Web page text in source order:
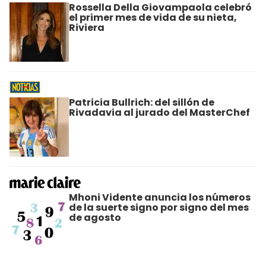
Rossella Della Giovampaola celebró
el primer mes de vida de su nieta,
Riviera
Patricia Bullrich: del sillón de
Rivadavia al jurado del MasterChef
Mhoni Vidente anuncia los números
de la suerte signo por signo del mes
de agosto